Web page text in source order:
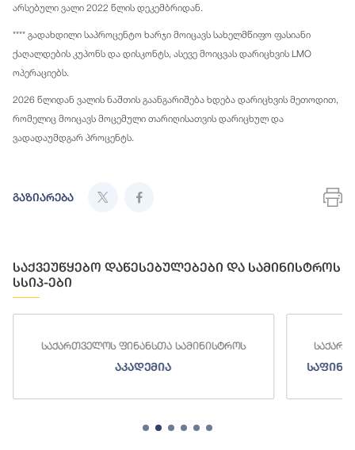
არსებული ვალი 2022 წლის დეკემბრიდან.
**** გადახდილი საპროცენტო ხარჯი მოიცავს სახელმწიფო ფასიანი
ქაღალდების კუპონს და დისკონტს, ასევე მოიცვას დარიცხვის LMO
ოპერაციებს.
2026 წლიდან ვალის ნაშთის გაანგარიშება ხდება დარიცხვის მეთოდით,
რომელიც მოიცავს მოცემული თარიღისათვის დარიცხულ და
ვადადაუმდგარ პროცენტს.
გაზიარება
საქვეუწყებო დაწესებულებები და სამინისტროს
სსიპ-ები
ფინანსთა სამინისტროს
საქართველოს
საფინანსო-